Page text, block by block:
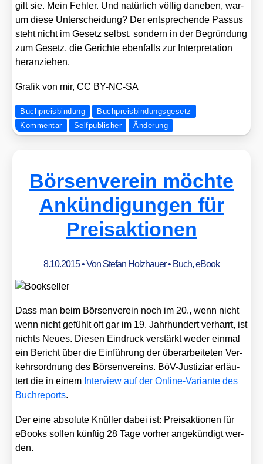
gilt sie. Mein Feh­ler. Und natür­lich völ­lig dane­ben, war­
um die­se Unter­schei­dung? Der ent­spre­chen­de Pas­sus
steht nicht im Gesetz selbst, son­dern in der Begrün­dung
zum Gesetz, die Gerich­te eben­falls zur Inter­pre­ta­ti­on
her­an­zie­hen.
Gra­fik von mir, CC BY-NC-SA
Buchpreisbindung
Buchpreisbindungsgesetz
Kommentar
Selfpublisher Änderung
Börsenverein möchte
Ankündigungen für
Preisaktionen
8.10.2015• Von Stefan Holzhauer• Buch,eBook
Dass man beim Bör­sen­ver­ein noch im 20., wenn nicht
wenn nicht gefühlt oft gar im 19. Jahr­hun­dert ver­harrt, ist
nichts Neu­es. Die­sen Ein­druck ver­stärkt weder ein­mal
ein Bericht über die Ein­füh­rung der über­ar­bei­te­ten Ver­
kehrs­ord­nung des Bör­sen­ver­eins. BöV-Jus­ti­zi­ar erläu­
tert die in einem Inter­view auf der Online-Vari­an­te des
Buch­re­ports.
Der eine abso­lu­te Knül­ler dabei ist: Preis­ak­tio­nen für
eBooks sol­len künf­tig 28 Tage vor­her ange­kün­digt wer­
den.